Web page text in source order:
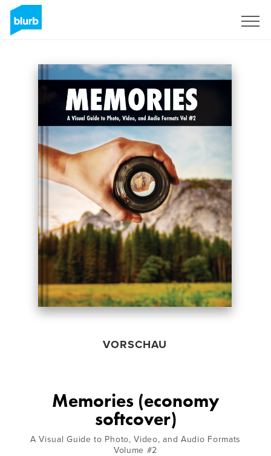
VORSCHAU
Memories (economy
softcover)
A Visual Guide to Photo, Video, and Audio Formats
Volume #2